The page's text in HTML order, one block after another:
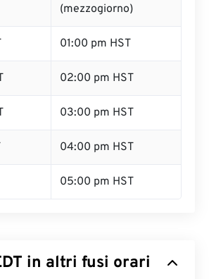
(mezzogiorno)
01:00 pm HST
02:00 pm HST
03:00 pm HST
04:00 pm HST
05:00 pm HST
in altri fusi orari